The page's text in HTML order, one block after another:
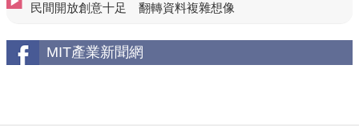
民間開放創意十足 翻轉資料複雜想像
MIT產業新聞網